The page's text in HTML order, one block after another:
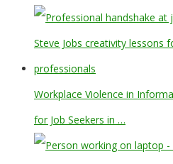
Workplace Violence in
for Job Seekers in …